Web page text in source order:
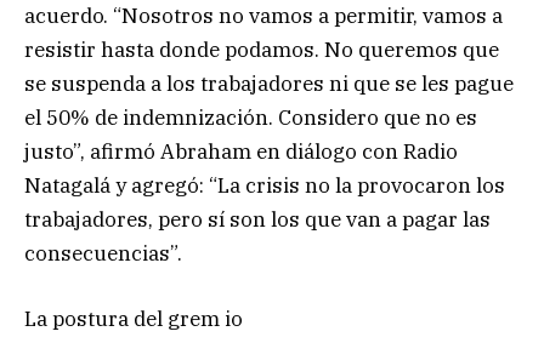
acuerdo. “Nosotros no vamos a permitir, vamos a
resistir hasta donde podamos. No queremos que
se suspenda a los trabajadores ni que se les pague
el 50% de indemnización. Considero que no es
justo”, afirmó Abraham en diálogo con Radio
Natagalá y agregó: “La crisis no la provocaron los
trabajadores, pero sí son los que van a pagar las
consecuencias”.
La postura del grem io